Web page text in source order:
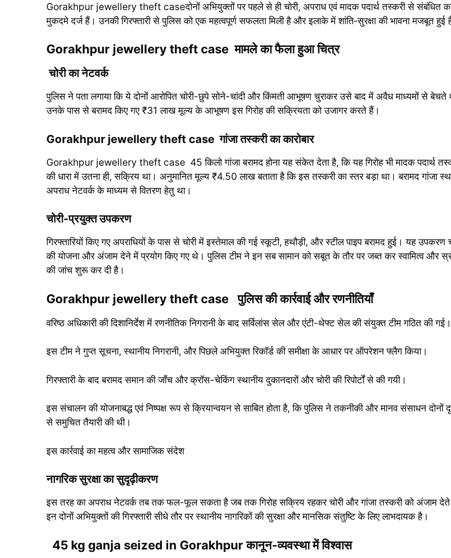
Gorakhpur jewellery theft caseदोनों अभियुक्तों पर पहले से ही चोरी, अपराध एवं मादक पदार्थ तस्करी से संबंधित
मुकदमे दर्ज हैं। उनकी गिरफ्तारी से पुलिस को एक महत्वपूर्ण सफलता मिली है और इलाके में शांति‑सुरक्षा की भावना मजबूत हुई
Gorakhpur jewellery theft case मामले का फैला हुआ चित्र
चोरी का नेटवर्क
पुलिस ने पता लगाया कि ये दोनों आरोपित चोरी-छुपे सोने-चांदी और किंमती आभूषण चुराकर उसे बाद में अवैध माध्यमों से
उनके पास से बरामद किए गए ₹31 लाख मूल्य के आभूषण इस गिरोह की सक्रियता को उजागर करते हैं।
Gorakhpur jewellery theft case गांजा तस्करी का कारोबार
Gorakhpur jewellery theft case 45 किलो गांजा बरामद होना यह संकेत देता है, कि यह गिरोह भी मादक पदार्थ
की धारा में उतना ही, सक्रिय था। अनुमानित मूल्य ₹4.50 लाख बताता है कि इस तस्करी का स्तर बड़ा था। बरामद गांजा
अपराध नेटवर्क के माध्यम से वितरण हेतु था।
चोरी-प्रयुक्त उपकरण
गिरफ्तारियों किए गए अपराधियों के पास से चोरी में इस्तेमाल की गई स्कूटी, हथौड़ी, और स्टील पाइप बरामद हुई। यह उपकरण
की योजना और अंजाम देने में प्रयोग किए गए थे। पुलिस टीम ने इन सब सामान को सबूत के तौर पर जब्त कर स्वामित्व और
की जांच शुरू कर दी है।
Gorakhpur jewellery theft case पुलिस की कार्रवाई और रणनीतियाँ
वरिष्ठ अधिकारी की दिशानिर्देश में रणनीतिक निगरानी के बाद सर्विलांस सेल और एंटी-थेफ्ट सेल की संयुक्त टीम गठित की गई।
इस टीम ने गुप्त सूचना, स्थानीय निगरानी, और पिछले अभियुक्त रिकॉर्ड की समीक्षा के आधार पर ऑपरेशन फ्लैग किया।
गिरफ्तारी के बाद बरामद समान की जाँच और क्रॉस-चेकिंग स्थानीय दुकानदारों और चोरी की रिपोर्टों से की गयी।
इस संचालन की योजनाबद्ध एवं निष्पक्ष रूप से क्रियान्वयन से साबित होता है, कि पुलिस ने तकनीकी और मानव संसाधन दोनों
से समुचित तैयारी की थी।
इस कार्रवाई का महत्व और सामाजिक संदेश
नागरिक सुरक्षा का सुदृढ़ीकरण
इस तरह का अपराध नेटवर्क तब तक फल-फूल सकता है जब तक गिरोह सक्रिय रहकर चोरी और गांजा तस्करी को अंजाम
इन दोनों अभियुक्तों की गिरफ्तारी सीधे तौर पर स्थानीय नागरिकों की सुरक्षा और मानसिक संतुष्टि के लिए लाभदायक है।
45 kg ganja seized in Gorakhpur कानून‑व्यवस्था में विश्वास